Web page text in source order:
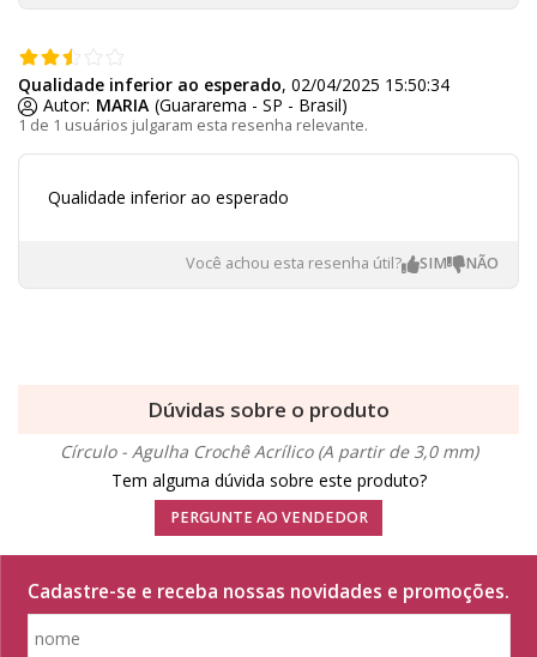
1 de 1 usuários julgaram esta resenha relevante.
Qualidade inferior ao esperado, 02/04/2025 15:50:34
Autor: MARIA (Guararema - SP - Brasil)
Qualidade inferior ao esperado
Você achou esta resenha útil?
Dúvidas sobre o produto
Círculo - Agulha Crochê Acrílico (A partir de 3,0 mm)
Tem alguma dúvida sobre este produto?
PERGUNTE AO VENDEDOR
Cadastre-se e receba nossas novidades e promoções.